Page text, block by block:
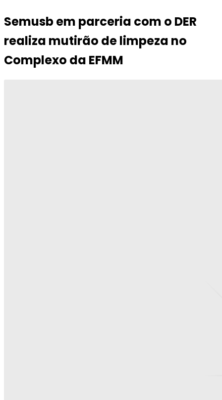
Semusb em parceria com o DER
realiza mutirão de limpeza no
Complexo da EFMM